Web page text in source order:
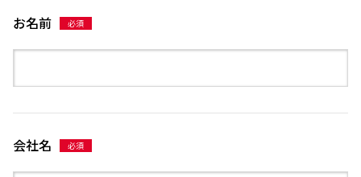
お名前
会社名